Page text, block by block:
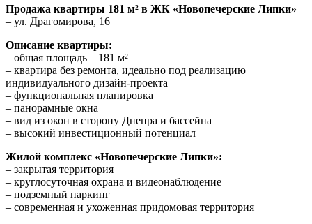
Продажа квартиры 181 м² в ЖК «Новопечерские Липки»
– ул. Драгомирова, 16
Описание квартиры:
– общая площадь – 181 м²
– квартира без ремонта, идеально под реализацию
индивидуального дизайн-проекта
– функциональная планировка
– панорамные окна
– вид из окон в сторону Днепра и бассейна
– высокий инвестиционный потенциал
Жилой комплекс «Новопечерские Липки»:
– закрытая территория
– круглосуточная охрана и видеонаблюдение
– подземный паркинг
– современная и ухоженная придомовая территория